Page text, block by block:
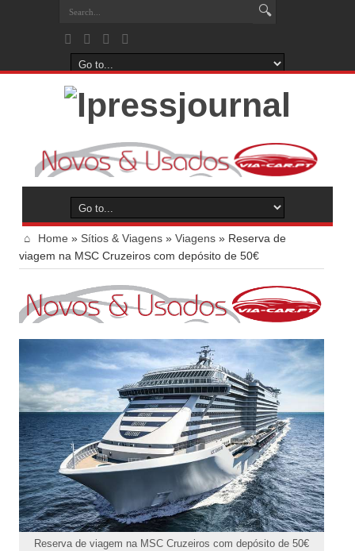
Home » Sítios & Viagens » Viagens » Reserva de
viagem na MSC Cruzeiros com depósito de 50€
Reserva de viagem na MSC Cruzeiros com depósito de 50€